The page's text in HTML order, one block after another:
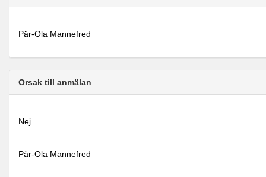
Pär-Ola Mannefred
Orsak till anmälan
Nej
Pär-Ola Mannefred